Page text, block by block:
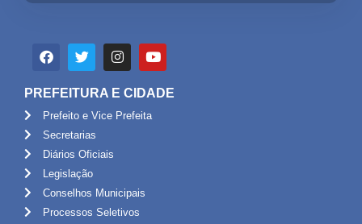
PREFEITURA E CIDADE
Prefeito e Vice Prefeita
Secretarias
Diários Oficiais
Legislação
Conselhos Municipais
Processos Seletivos